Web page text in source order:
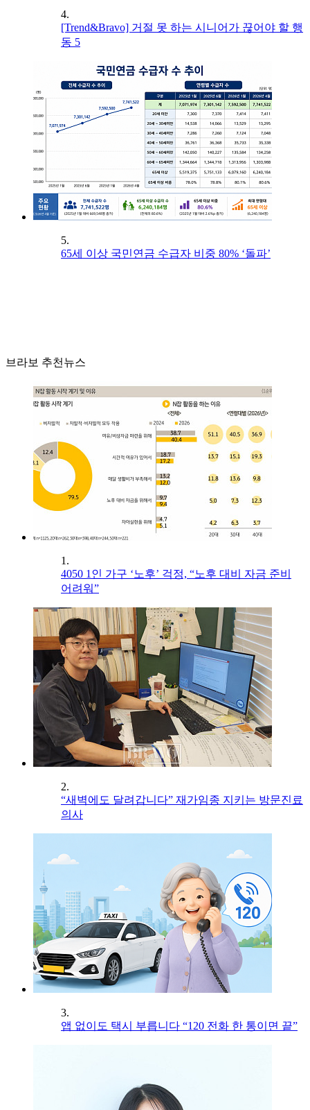
4.
[Trend&Bravo] 거절 못 하는 시니어가 끊어야 할 행
동 5
5.
65세 이상 국민연금 수급자 비중 80% ‘돌파’
브라보 추천뉴스
1.
4050 1인 가구 ‘노후’ 걱정, “노후 대비 자금 준비
어려워”
2.
“새벽에도 달려갑니다” 재가임종 지키는 방문진료
의사
3.
앱 없이도 택시 부릅니다 “120 전화 한 통이면 끝”